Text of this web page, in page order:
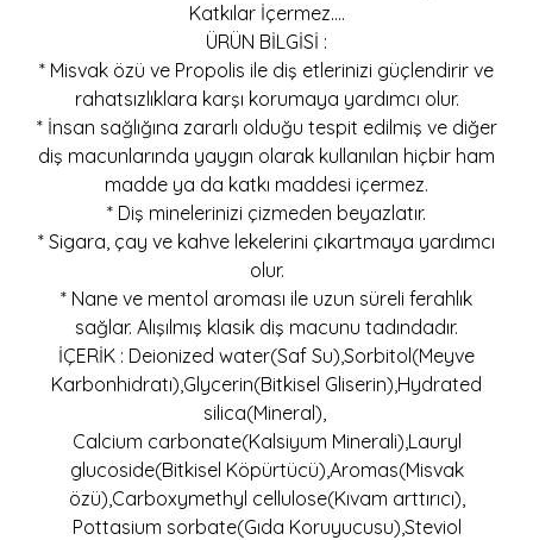
Katkılar İçermez....
ÜRÜN BİLGİSİ :
* Misvak özü ve Propolis ile diş etlerinizi güçlendirir ve
rahatsızlıklara karşı korumaya yardımcı olur.
* İnsan sağlığına zararlı olduğu tespit edilmiş ve diğer
diş macunlarında yaygın olarak kullanılan hiçbir ham
madde ya da katkı maddesi içermez.
* Diş minelerinizi çizmeden beyazlatır.
* Sigara, çay ve kahve lekelerini çıkartmaya yardımcı
olur.
* Nane ve mentol aroması ile uzun süreli ferahlık
sağlar. Alışılmış klasik diş macunu tadındadır.
İÇERİK : Deionized water(Saf Su),Sorbitol(Meyve
Karbonhidratı),Glycerin(Bitkisel Gliserin),Hydrated
silica(Mineral),
Calcium carbonate(Kalsiyum Minerali),Lauryl
glucoside(Bitkisel Köpürtücü),Aromas(Misvak
özü),Carboxymethyl cellulose(Kıvam arttırıcı),
Pottasium sorbate(Gıda Koruyucusu),Steviol